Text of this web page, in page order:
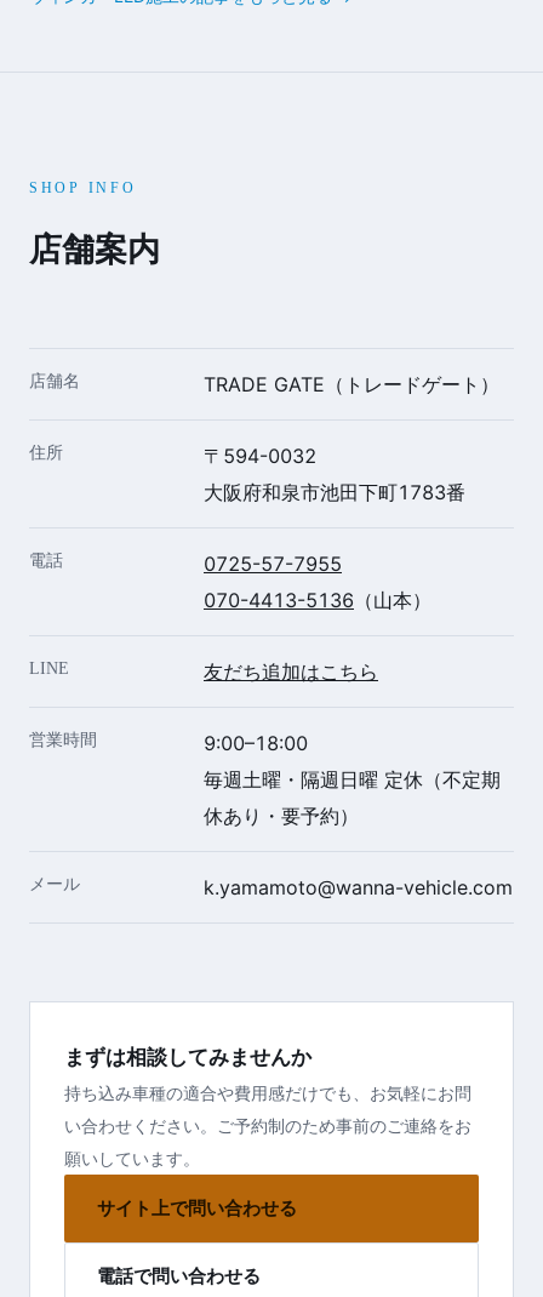
SHOP INFO
店舗案内
店舗名 TRADE GATE（トレードゲート）
住所
〒594-0032
大阪府和泉市池田下町1783番
電話
0725-57-7955
070-4413-5136 （山本）
LINE 友だち追加はこちら
営業時間
9:00–18:00
毎週土曜・隔週日曜 定休（不定期
休あり・要予約）
メール k.yamamoto@wanna-vehicle.com
まずは相談してみませんか
持ち込み車種の適合や費用感だけでも、お気軽にお問
い合わせください。ご予約制のため事前のご連絡をお
願いしています。
サイト上で問い合わせる
電話で問い合わせる